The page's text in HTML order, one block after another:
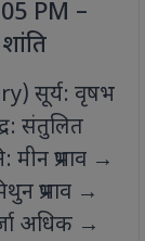
PM –
सूर्य: वृषभ
संतुलित
प्रभाव →
प्रभाव →
अधिक →